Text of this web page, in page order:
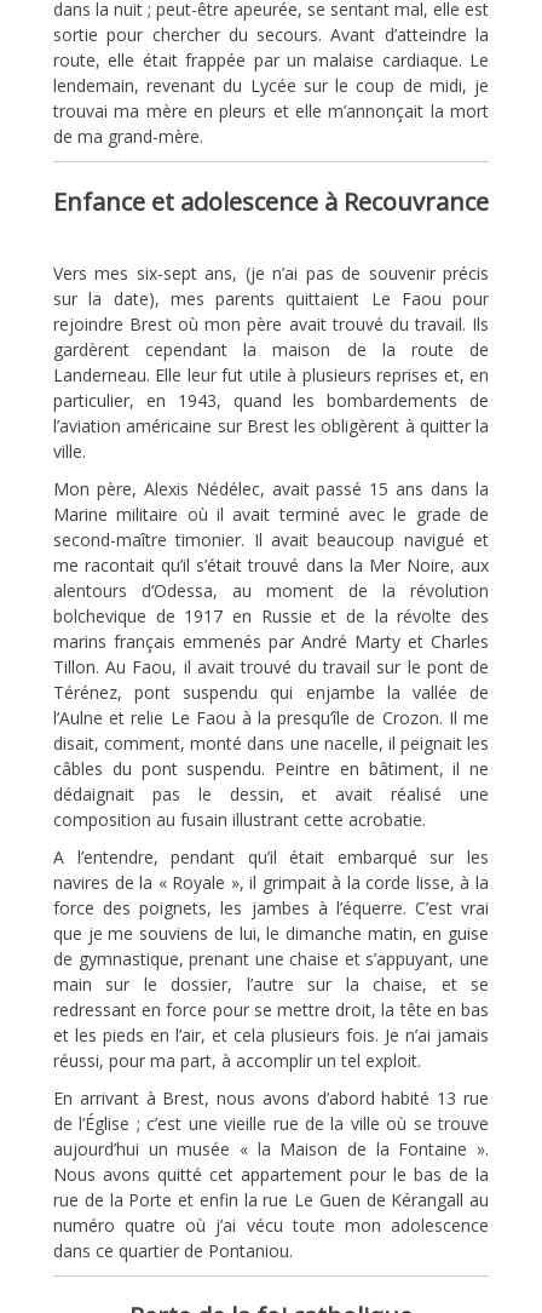
dans la nuit ; peut-être apeurée, se sentant mal, elle est
sortie pour chercher du secours. Avant d’atteindre la
route, elle était frappée par un malaise cardiaque. Le
lendemain, revenant du Lycée sur le coup de midi, je
trouvai ma mère en pleurs et elle m’annonçait la mort
de ma grand-mère.
Enfance et adolescence à Recouvrance
Vers mes six-sept ans, (je n’ai pas de souvenir précis
sur la date), mes parents quittaient Le Faou pour
rejoindre Brest où mon père avait trouvé du travail. Ils
gardèrent cependant la maison de la route de
Landerneau. Elle leur fut utile à plusieurs reprises et, en
particulier, en 1943, quand les bombardements de
l’aviation américaine sur Brest les obligèrent à quitter la
ville.
Mon père, Alexis Nédélec, avait passé 15 ans dans la
Marine militaire où il avait terminé avec le grade de
second-maître timonier. Il avait beaucoup navigué et
me racontait qu’il s’était trouvé dans la Mer Noire, aux
alentours d’Odessa, au moment de la révolution
bolchevique de 1917 en Russie et de la révolte des
marins français emmenés par André Marty et Charles
Tillon. Au Faou, il avait trouvé du travail sur le pont de
Térénez, pont suspendu qui enjambe la vallée de
l’Aulne et relie Le Faou à la presqu’île de Crozon. Il me
disait, comment, monté dans une nacelle, il peignait les
câbles du pont suspendu. Peintre en bâtiment, il ne
dédaignait pas le dessin, et avait réalisé une
composition au fusain illustrant cette acrobatie.
A l’entendre, pendant qu’il était embarqué sur les
navires de la « Royale », il grimpait à la corde lisse, à la
force des poignets, les jambes à l’équerre. C’est vrai
que je me souviens de lui, le dimanche matin, en guise
de gymnastique, prenant une chaise et s’appuyant, une
main sur le dossier, l’autre sur la chaise, et se
redressant en force pour se mettre droit, la tête en bas
et les pieds en l’air, et cela plusieurs fois. Je n’ai jamais
réussi, pour ma part, à accomplir un tel exploit.
En arrivant à Brest, nous avons d’abord habité 13 rue
de l’Église ; c’est une vieille rue de la ville où se trouve
aujourd’hui un musée « la Maison de la Fontaine ».
Nous avons quitté cet appartement pour le bas de la
rue de la Porte et enfin la rue Le Guen de Kérangall au
numéro quatre où j’ai vécu toute mon adolescence
dans ce quartier de Pontaniou.